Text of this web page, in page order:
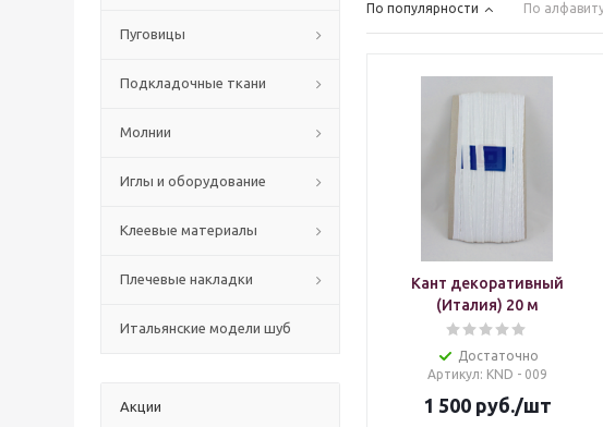
Пуговицы
Подкладочные ткани
Молнии
Иглы и оборудование
Клеевые материалы
Плечевые накладки
Итальянские модели шуб
Акции
По популярности По
Кант декоративный
(Италия) 20 м
Достаточно
Артикул: KND - 009
1 500руб./шт